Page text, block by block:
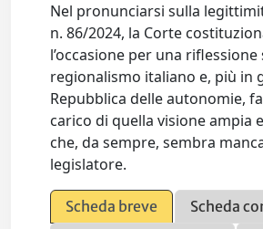
Nel pronunciarsi sulla
n. 86/2024, la Corte
l’occasione per una
regionalismo italiano e, più in
Repubblica delle autonomie,
carico di quella visione ampia
che, da sempre, sembra
legislatore.
Scheda breve
Scheda